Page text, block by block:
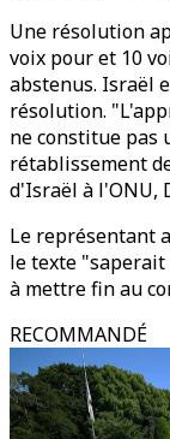
Une résolution
voix pour et 10
abstenus. Israël
résolution.
ne constitue pas
rétablissement
d'Israël à l'ONU,
Le représentant
le texte
à mettre fin au
RECOMMANDÉ